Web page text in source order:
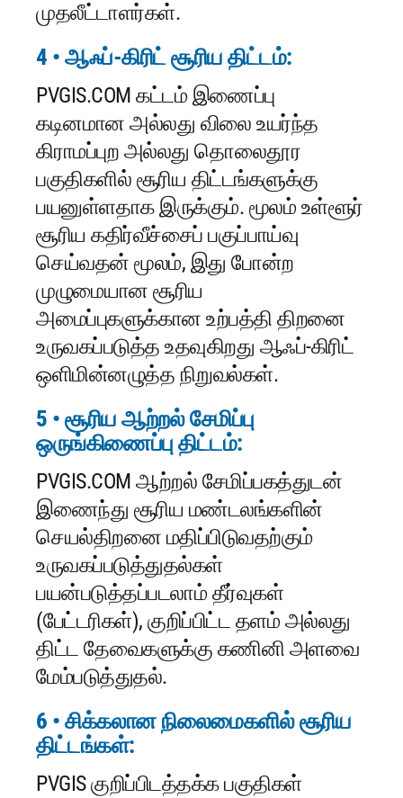
முதலீட்டாளர்கள்.
4 • ஆஃப்-கிரிட் சூரிய திட்டம்:
PVGIS.COM கட்டம் இணைப்பு
கடினமான அல்லது விலை உயர்ந்த
கிராமப்புற அல்லது தொலைதூர
பகுதிகளில் சூரிய திட்டங்களுக்கு
பயனுள்ளதாக இருக்கும். மூலம் உள்ளூர்
சூரிய கதிர்வீச்சைப் பகுப்பாய்வு
செய்வதன் மூலம், இது போன்ற
முழுமையான சூரிய
அமைப்புகளுக்கான உற்பத்தி திறனை
உருவகப்படுத்த உதவுகிறது ஆஃப்-கிரிட்
ஒளிமின்னழுத்த நிறுவல்கள்.
5 • சூரிய ஆற்றல் சேமிப்பு
ஒருங்கிணைப்பு திட்டம்:
PVGIS.COM ஆற்றல் சேமிப்பகத்துடன்
இணைந்து சூரிய மண்டலங்களின்
செயல்திறனை மதிப்பிடுவதற்கும்
உருவகப்படுத்துதல்கள்
பயன்படுத்தப்படலாம் தீர்வுகள்
(பேட்டரிகள்), குறிப்பிட்ட தளம் அல்லது
திட்ட தேவைகளுக்கு கணினி அளவை
மேம்படுத்துதல்.
6 • சிக்கலான நிலைமைகளில் சூரிய
திட்டங்கள்:
PVGIS குறிப்பிடத்தக்க பகுதிகள்